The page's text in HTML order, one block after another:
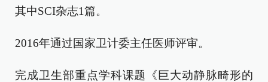
其中SCI杂志1篇。
2016年通过国家卫计委主任医师评审。
完成卫生部重点学科课题《巨大动静脉畸形的